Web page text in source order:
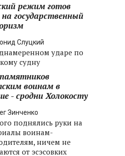
режим готов
государственный
Слуцкий
ударе по
судну
воинам в
- сродни Холокосту
Зинченко
поднялись руки на
воинам-
ничем не
от эсэсовких